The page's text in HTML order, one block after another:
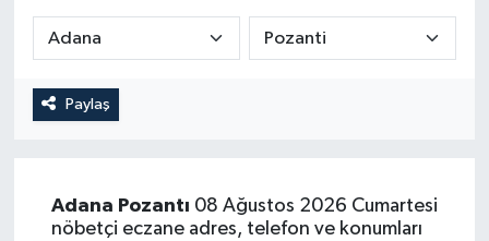
Paylaş
Adana Pozantı 08 Ağustos 2026 Cumartesi
nöbetçi eczane adres, telefon ve konumları